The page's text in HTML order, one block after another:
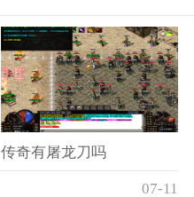
传奇有屠龙刀吗
07-11